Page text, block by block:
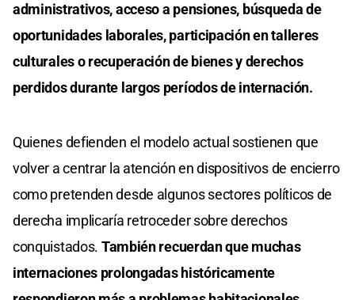
administrativos, acceso a pensiones, búsqueda de
oportunidades laborales, participación en talleres
culturales o recuperación de bienes y derechos
perdidos durante largos períodos de internación.
Quienes defienden el modelo actual sostienen que
volver a centrar la atención en dispositivos de encierro
como pretenden desde algunos sectores políticos de
derecha implicaría retroceder sobre derechos
conquistados. También recuerdan que muchas
internaciones prolongadas históricamente